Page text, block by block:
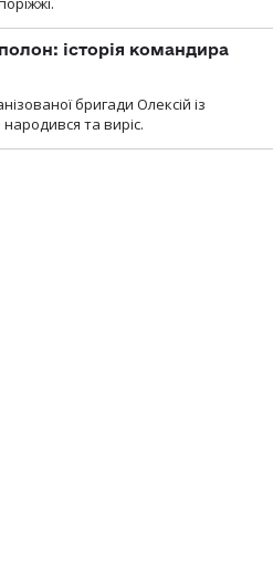
історія командира
бригади Олексій із
та виріс.